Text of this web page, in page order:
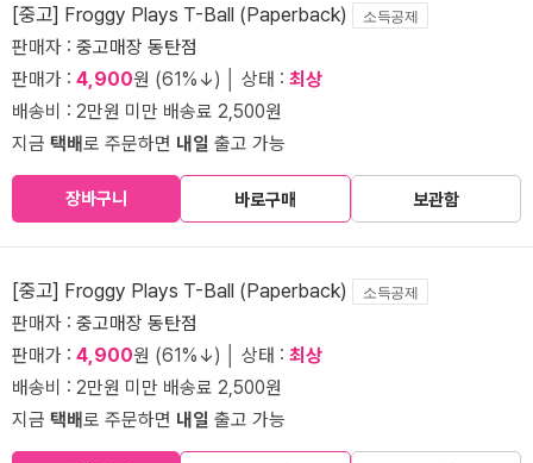
[중고] Froggy Plays T-Ball (Paperback) 소득공제
판매자 : 중고매장 동탄점
판매가 : 4,900원 (61%↓) │ 상태 : 최상
배송비 : 2만원 미만 배송료 2,500원
지금 택배로 주문하면 내일 출고 가능
장바구니 바로구매 보관함
[중고] Froggy Plays T-Ball (Paperback) 소득공제
판매자 : 중고매장 동탄점
판매가 : 4,900원 (61%↓) │ 상태 : 최상
배송비 : 2만원 미만 배송료 2,500원
지금 택배로 주문하면 내일 출고 가능